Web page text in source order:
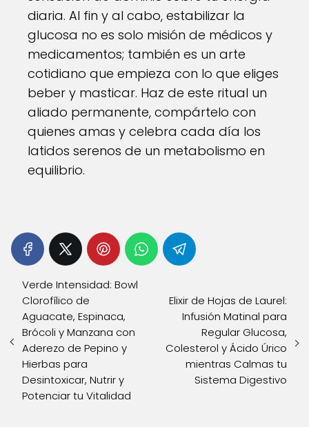
diaria. Al fin y al cabo, estabilizar la
glucosa no es solo misión de médicos y
medicamentos; también es un arte
cotidiano que empieza con lo que eliges
beber y masticar. Haz de este ritual un
aliado permanente, compártelo con
quienes amas y celebra cada día los
latidos serenos de un metabolismo en
equilibrio.
Verde Intensidad: Bowl
Clorofílico de
Aguacate, Espinaca,
Brócoli y Manzana con
Aderezo de Pepino y
Hierbas para
Desintoxicar, Nutrir y
Potenciar tu Vitalidad
Elixir de Hojas de Laurel:
Infusión Matinal para
Regular Glucosa,
Colesterol y Ácido Úrico
mientras Calmas tu
Sistema Digestivo